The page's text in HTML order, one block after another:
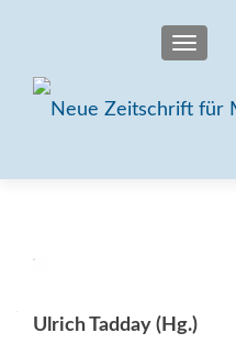
Ulrich Tadday (Hg.)